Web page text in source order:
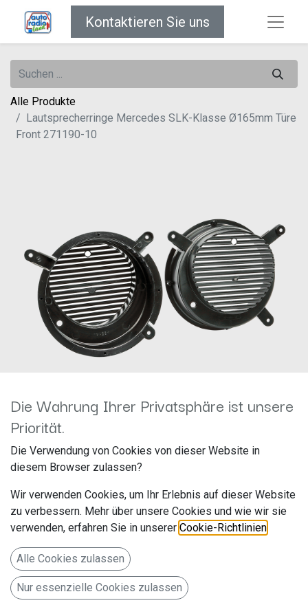
Kontaktieren Sie uns
Alle Produkte
Lautsprecherringe Mercedes SLK-Klasse Ø165mm Türe
Front 271190-10
Lautsprecherringe Mercedes
SLK-Klasse Ø165mm Türe Front
271190-10
Artikelnummer: 271190-10
acv GmbH
Straßburger Allee 10-12
Die Wahrung Ihrer Privatsphäre ist unsere
Priorität.
Die Verwendung von Cookies von dieser Website in
diesem Browser zulassen?
Wir verwenden Cookies, um Ihr Erlebnis auf dieser Website
zu verbessern. Mehr über unsere Cookies und wie wir sie
verwenden, erfahren Sie in unserer Cookie-Richtlinien
Alle Cookies zulassen
Nur essenzielle Cookies zulassen